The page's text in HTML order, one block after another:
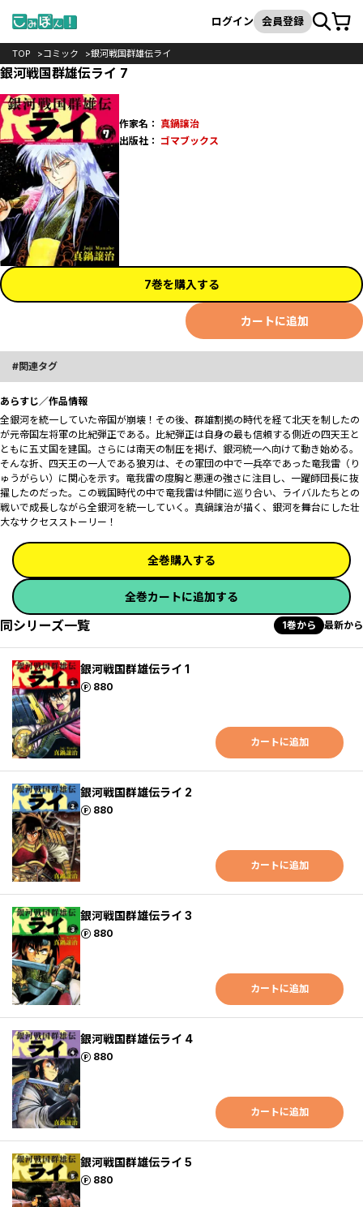
検索
ログイン 会員登録カート
TOP コミック 銀河戦国群雄伝ライ
銀河戦国群雄伝ライ 7
作家名： 真鍋譲治
出版社： ゴマブックス
7巻を購入する
カートに追加
関連タグ
あらすじ／作品情報
全銀河を統一していた帝国が崩壊！その後、群雄割拠の時代を経て北天を制したの
が元帝国左将軍の比紀弾正である。比紀弾正は自身の最も信頼する側近の四天王と
ともに五丈国を建国。さらには南天の制圧を掲げ、銀河統一へ向けて動き始める。
そんな折、四天王の一人である狼刃は、その軍団の中で一兵卒であった竜我雷（り
ゅうがらい）に関心を示す。竜我雷の度胸と悪運の強さに注目し、一躍師団長に抜
擢したのだった。この戦国時代の中で竜我雷は仲間に巡り合い、ライバルたちとの
戦いで成長しながら全銀河を統一していく。真鍋譲治が描く、銀河を舞台にした壮
大なサクセスストーリー！
全巻購入する
全巻カートに追加する
同シリーズ一覧 1巻から 最新から
銀河戦国群雄伝ライ 1
880
ポイント
カートに追加
銀河戦国群雄伝ライ 2
880
ポイント
カートに追加
銀河戦国群雄伝ライ 3
880
ポイント
カートに追加
銀河戦国群雄伝ライ 4
880
ポイント
カートに追加
銀河戦国群雄伝ライ 5
880
ポイント